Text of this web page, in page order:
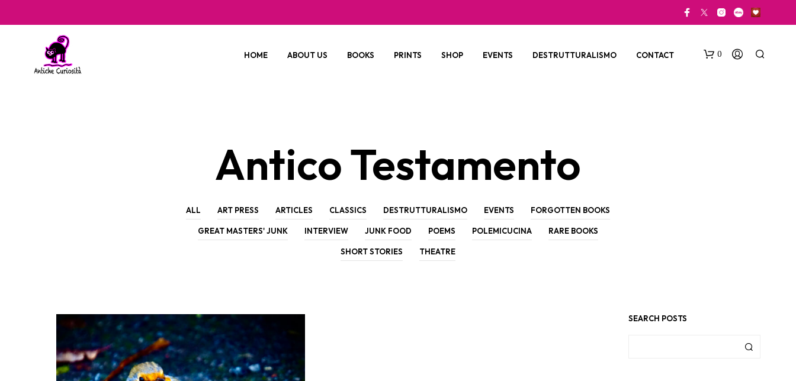
HOME ABOUT US BOOKS PRINTS SHOP EVENTS DESTRUTTURALISMO CONTACT 0
Antico Testamento
ALL ART PRESS ARTICLES CLASSICS DESTRUTTURALISMO EVENTS FORGOTTEN BOOKS
GREAT MASTERS' JUNK INTERVIEW JUNK FOOD POEMS POLEMICUCINA RARE BOOKS
SHORT STORIES THEATRE
SEARCH POSTS